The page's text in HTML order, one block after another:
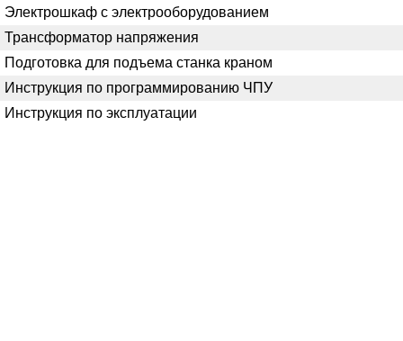
Электрошкаф с электрооборудованием
Трансформатор напряжения
Подготовка для подъема станка краном
Инструкция по программированию ЧПУ
Инструкция по эксплуатации